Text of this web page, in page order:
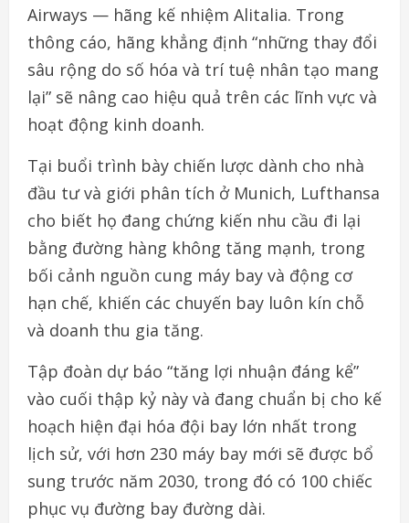
Airways — hãng kế nhiệm Alitalia. Trong
thông cáo, hãng khẳng định “những thay đổi
sâu rộng do số hóa và trí tuệ nhân tạo mang
lại” sẽ nâng cao hiệu quả trên các lĩnh vực và
hoạt động kinh doanh.
Tại buổi trình bày chiến lược dành cho nhà
đầu tư và giới phân tích ở Munich, Lufthansa
cho biết họ đang chứng kiến nhu cầu đi lại
bằng đường hàng không tăng mạnh, trong
bối cảnh nguồn cung máy bay và động cơ
hạn chế, khiến các chuyến bay luôn kín chỗ
và doanh thu gia tăng.
Tập đoàn dự báo “tăng lợi nhuận đáng kể”
vào cuối thập kỷ này và đang chuẩn bị cho kế
hoạch hiện đại hóa đội bay lớn nhất trong
lịch sử, với hơn 230 máy bay mới sẽ được bổ
sung trước năm 2030, trong đó có 100 chiếc
phục vụ đường bay đường dài.